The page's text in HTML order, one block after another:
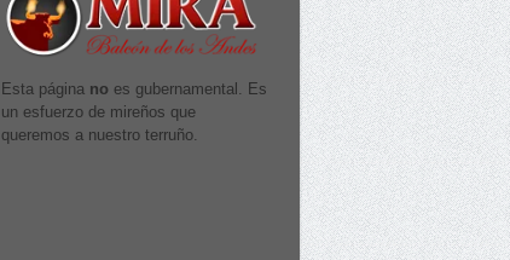
Esta página no es gubernamental. Es
un esfuerzo de mireños que
queremos a nuestro terruño.